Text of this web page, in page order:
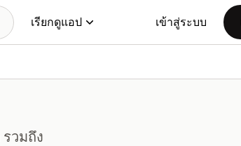
เรียกดูแอป เข้าสู่ระบบ
วมถึง